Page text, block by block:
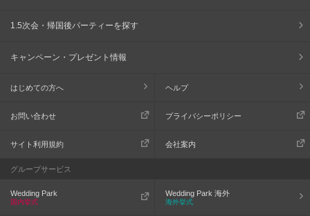
1.5次会・帰国後パーティーを探す
キャンペーン・プレゼント情報
はじめての方へ ヘルプ
お問い合わせ プライバシーポリシー
サイト利用規約 会社案内
グループサービス
Wedding Park
国内挙式
Wedding Park 海外
海外挙式